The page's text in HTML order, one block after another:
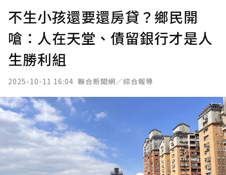
不生小孩還要還房貸？鄉民開
嗆：人在天堂、債留銀行才是人
生勝利組
2025-10-11 16:04 聯合新聞網／綜合報導